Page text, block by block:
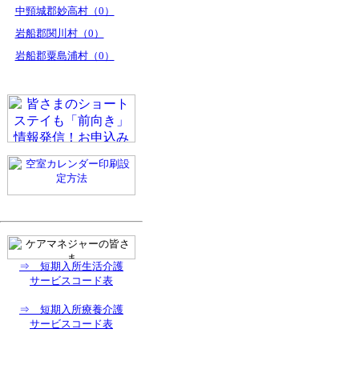
中頸城郡妙高村（0）
岩船郡関川村（0）
岩船郡粟島浦村（0）
⇒ 短期入所生活介護
サービスコード表
⇒ 短期入所療養介護
サービスコード表